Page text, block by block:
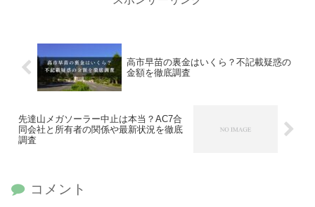
高市早苗の裏金はいくら？不記載疑惑の
金額を徹底調査
先達山メガソーラー中止は本当？AC7合
同会社と所有者の関係や最新状況を徹底
調査
コメント